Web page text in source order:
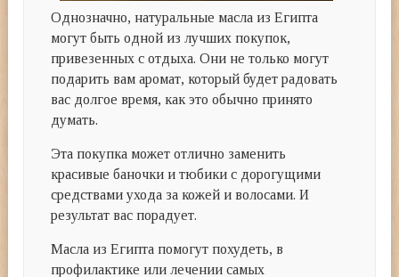
Однозначно, натуральные масла из Египта
могут быть одной из лучших покупок,
привезенных с отдыха. Они не только могут
подарить вам аромат, который будет радовать
вас долгое время, как это обычно принято
думать.
Эта покупка может отлично заменить
красивые баночки и тюбики с дорогущими
средствами ухода за кожей и волосами. И
результат вас порадует.
Масла из Египта помогут похудеть, в
профилактике или лечении самых